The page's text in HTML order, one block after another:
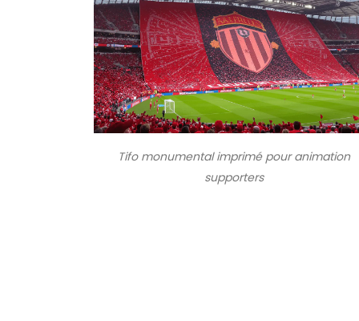
Tifo monumental imprimé pour animation
supporters